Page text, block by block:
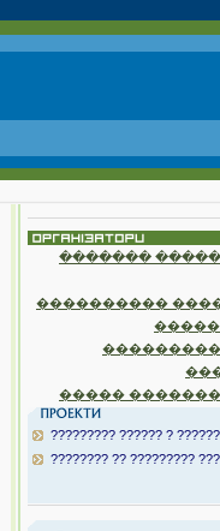
�������
����������
�����
????????? ?????? ? ??????
???????? ?? ?????????